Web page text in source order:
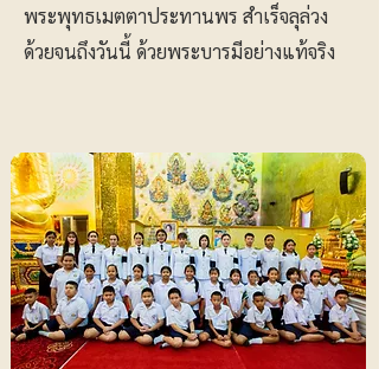
พระพุทธเมตตาประทานพร สำเร็จลุล่วง
ด้วยจนถึงวันนี้ ด้วยพระบารมีอย่างแท้จริง